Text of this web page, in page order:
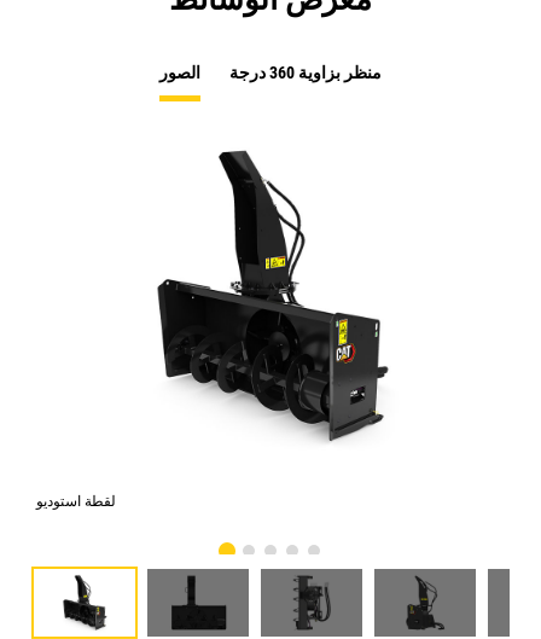
الصور منظر بزاوية 360 درجة
لقطة استوديو